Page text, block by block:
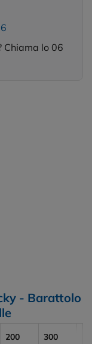
Chiama lo 06
- Barattolo
200 300